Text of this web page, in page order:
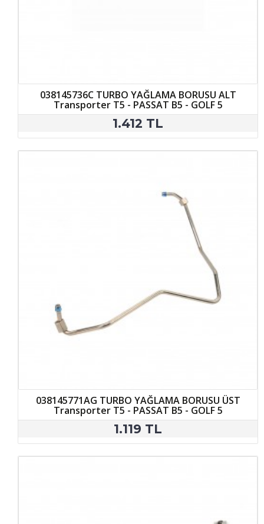
038145736C TURBO YAĞLAMA BORUSU ALT
Transporter T5 - PASSAT B5 - GOLF 5
1.412 TL
038145771AG TURBO YAĞLAMA BORUSU ÜST
Transporter T5 - PASSAT B5 - GOLF 5
1.119 TL